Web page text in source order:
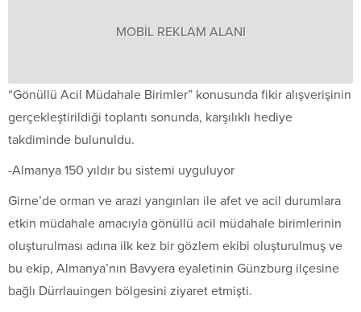
MOBİL REKLAM ALANI
“Gönüllü Acil Müdahale Birimler” konusunda fikir alışverişinin
gerçekleştirildiği toplantı sonunda, karşılıklı hediye
takdiminde bulunuldu.
-Almanya 150 yıldır bu sistemi uyguluyor
Girne’de orman ve arazi yangınları ile afet ve acil durumlara
etkin müdahale amacıyla gönüllü acil müdahale birimlerinin
oluşturulması adına ilk kez bir gözlem ekibi oluşturulmuş ve
bu ekip, Almanya’nın Bavyera eyaletinin Günzburg ilçesine
bağlı Dürrlauingen bölgesini ziyaret etmişti.